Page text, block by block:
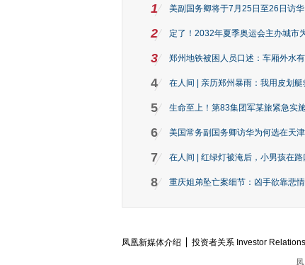
1 美副国务卿将于7月25日至26日访华
2 定了！2032年夏季奥运会主办城市
3 郑州地铁被困人员口述：车厢外水
4 在人间 | 亲历郑州暴雨：我用皮划
5 生命至上！第83集团军某旅紧急实
6 美国常务副国务卿访华为何选在天
7 在人间 | 红绿灯被淹后，小男孩在
8 重庆姐弟坠亡案细节：凶手欲靠悲
凤凰新媒体介绍 投资者关系 Investor Relations